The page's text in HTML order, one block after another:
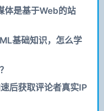
体是基于Web的站
基础知识，怎么学
后获取评论者真实IP